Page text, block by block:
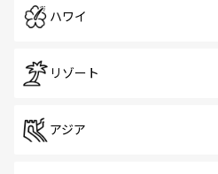
ハワイ
リゾート
アジア